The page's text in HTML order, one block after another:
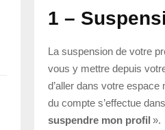
1 –
La suspension de votre
vous y mettre depuis
d’aller dans votre espace
du compte s’effectue
suspendre mon profil ».